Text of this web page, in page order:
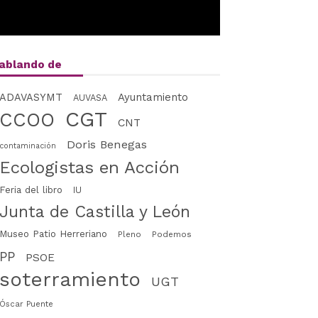
de
ADAVASYMT AUVASA Ayuntamiento
CCOO CGT CNT
contaminación Doris Benegas
Ecologistas en Acción
Feria del libro IU
Junta de Castilla y León
Museo Patio Herreriano Pleno Podemos
PP PSOE
soterramiento UGT
Óscar Puente